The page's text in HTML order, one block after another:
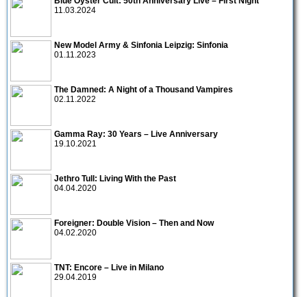
11.03.2024
New Model Army & Sinfonia Leipzig: Sinfonia
01.11.2023
The Damned: A Night of a Thousand Vampires
02.11.2022
Gamma Ray: 30 Years – Live Anniversary
19.10.2021
Jethro Tull: Living With the Past
04.04.2020
Foreigner: Double Vision – Then and Now
04.02.2020
TNT: Encore – Live in Milano
29.04.2019